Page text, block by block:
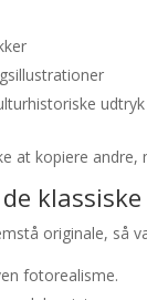
udtryk
at kopiere andre,
originale,
fotorealisme.